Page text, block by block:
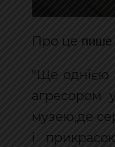
Про це пише
"Ще однією
агресором
музею,де
і